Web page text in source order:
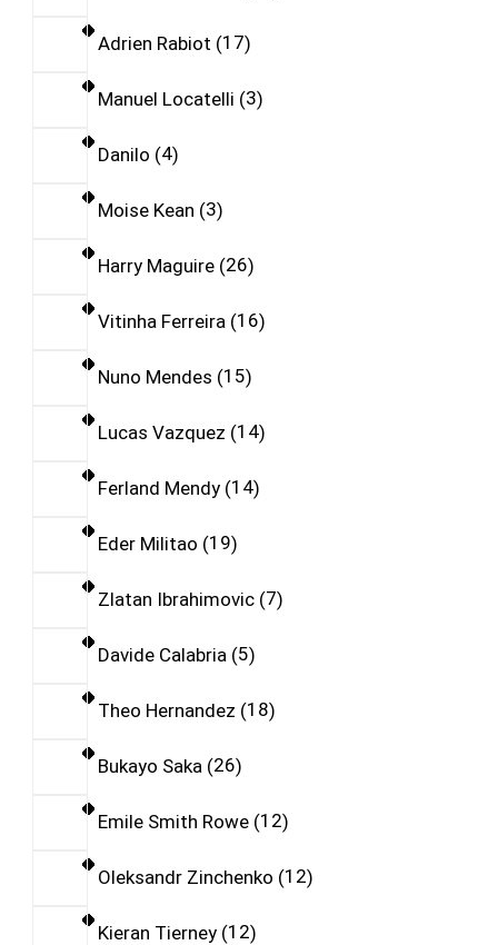
Adrien Rabiot 17
Manuel Locatelli 3
Danilo 4
Moise Kean 3
Harry Maguire 26
Vitinha Ferreira 16
Nuno Mendes 15
Lucas Vazquez 14
Ferland Mendy 14
Eder Militao 19
Zlatan Ibrahimovic 7
Davide Calabria 5
Theo Hernandez 18
Bukayo Saka 26
Emile Smith Rowe 12
Oleksandr Zinchenko 12
Kieran Tierney 12